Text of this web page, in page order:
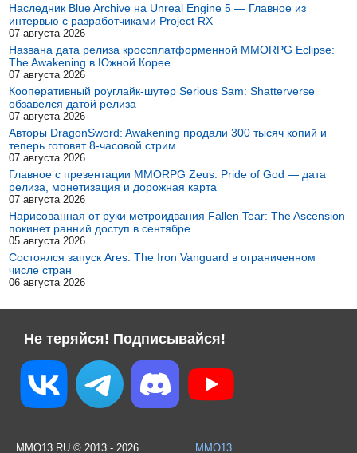
Наследник Blue Archive на Unreal Engine 5 — Главное из
интервью с разработчиками Project RX
07 августа 2026
Названа дата релиза кроссплатформенной MMORPG Eclipse:
The Awakening в Южной Корее
07 августа 2026
Кооперативный роуглайк-шутер Serious Sam: Shatterverse
обзавелся датой релиза
07 августа 2026
Авторы DragonSword: Awakening продали 300 тысяч копий и
теперь готовят 8-часовой стрим
07 августа 2026
Главное с презентации MMORPG Zeus: Pride of God — дата
релиза, монетизация и дорожная карта
07 августа 2026
Нарисованная от руки метроидвания Fallen Tear: The Ascension
покинет ранний доступ в сентябре
05 августа 2026
Состоялся запуск Ares: The Iron Vanguard в ограниченном
числе стран
06 августа 2026
Не теряйся! Подписывайся!
MMO13.RU © 2013 - 2026 MMO13